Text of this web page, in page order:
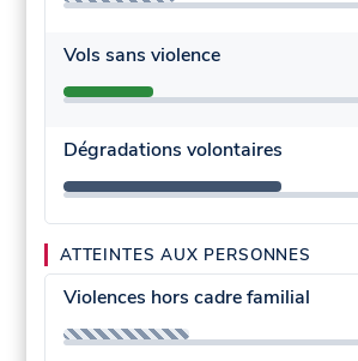
Vols sans violence
Dégradations volontaires
ATTEINTES AUX PERSONNES
Violences hors cadre familial